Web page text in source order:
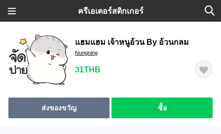
ครีเอเตอร์สติกเกอร์
แฮมแฮม เจ้าหนูอ้วน By อ้วนกลม
Nungning
31THB
ส่งของขวัญ ซื้อ